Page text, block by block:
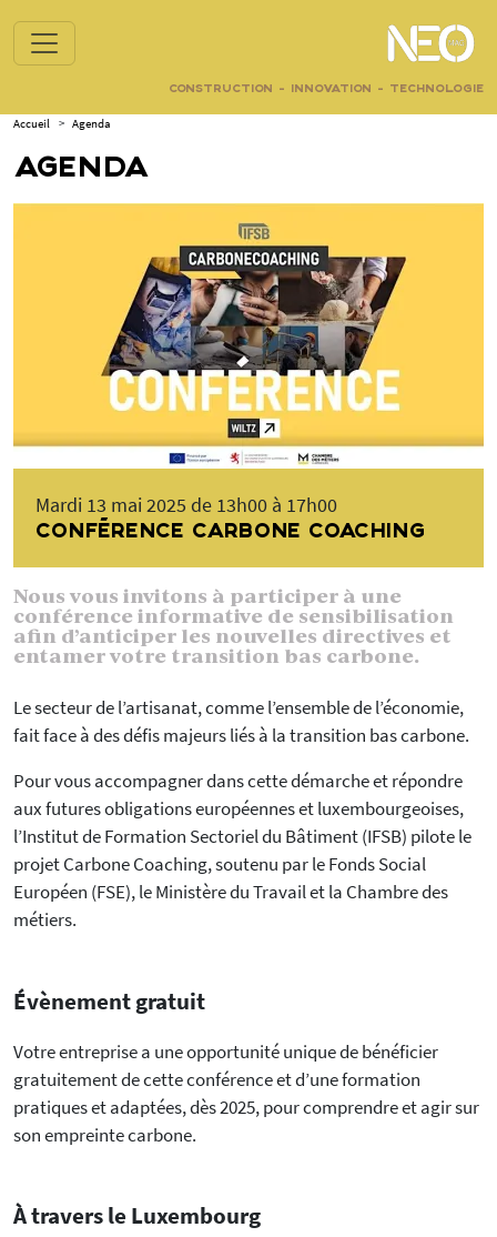
CONSTRUCTION - INNOVATION - TECHNOLOGIE
Accueil > Agenda
AGENDA
Mardi 13 mai 2025 de 13h00 à 17h00
CONFÉRENCE CARBONE COACHING
Nous vous invitons à participer à une
conférence informative de sensibilisation
afin d’anticiper les nouvelles directives et
entamer votre transition bas carbone.
Le secteur de l’artisanat, comme l’ensemble de l’économie,
fait face à des défis majeurs liés à la transition bas carbone.
Pour vous accompagner dans cette démarche et répondre
aux futures obligations européennes et luxembourgeoises,
l’Institut de Formation Sectoriel du Bâtiment (IFSB) pilote le
projet Carbone Coaching, soutenu par le Fonds Social
Européen (FSE), le Ministère du Travail et la Chambre des
métiers.
Évènement gratuit
Votre entreprise a une opportunité unique de bénéficier
gratuitement de cette conférence et d’une formation
pratiques et adaptées, dès 2025, pour comprendre et agir sur
son empreinte carbone.
À travers le Luxembourg